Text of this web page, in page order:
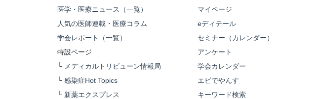
医学・医療ニュース（一覧）
人気の医師連載・医療コラム
学会レポート（一覧）
特設ページ
└ メディカルトリビューン情報局
└ 感染症Hot Topics
└ 新薬エクスプレス
マイページ
eディテール
セミナー（カレンダー）
アンケート
学会カレンダー
エビでやんす
キーワード検索